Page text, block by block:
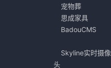
宠物葬
思成家具
BadouCMS
Skyline实时摄像
头